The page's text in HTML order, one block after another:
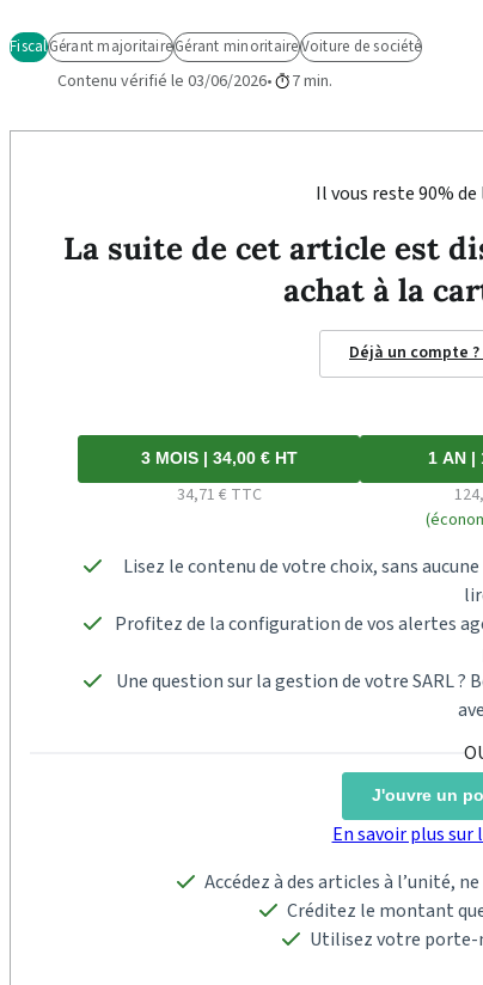
FiscalGérant majoritaireGérant minoritaireVoiture de société
Contenu vérifié le 03/06/2026 7 min.
Il vous reste 90%
La suite de cet article est
achat à la
Déjà un compte
3 MOIS | 34,00 € HT
34,71 € TTC
1 AN |
Lisez le contenu de votre choix, sans
Profitez de la configuration de vos alertes
Une question sur la gestion de votre SARL ?
J'ouvre un
En savoir plus
Accédez à des articles à l’unité,
Créditez le montant
Utilisez votre porte-